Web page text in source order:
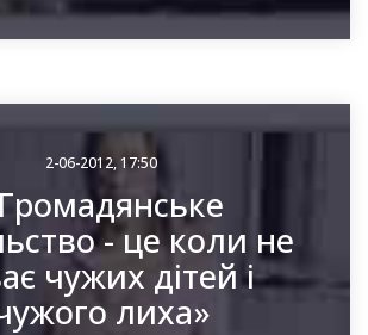
2-06-2012, 17:50
- це коли не
чужих дітей і
лиха»